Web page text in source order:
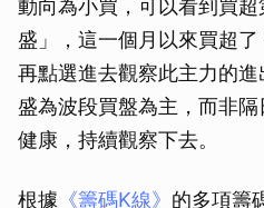
動向為小買，可以看到買
盛」，這一個月以來買超
再點選進去觀察此主力的
盛為波段買盤為主，而非
健康，持續觀察下去。
根據 《籌碼K線》 的多項籌